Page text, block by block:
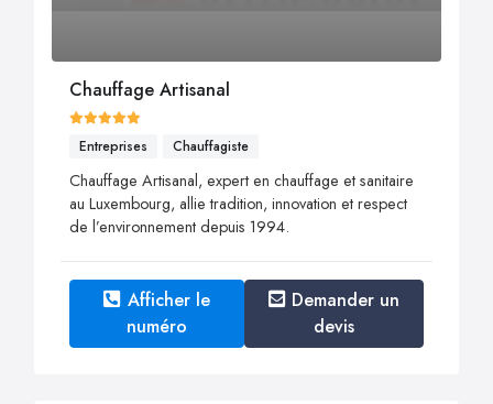
Chauffage Artisanal
Entreprises Chauffagiste
Chauffage Artisanal, expert en chauffage et sanitaire
au Luxembourg, allie tradition, innovation et respect
de l’environnement depuis 1994.
Afficher le
numéro
Demander un
devis